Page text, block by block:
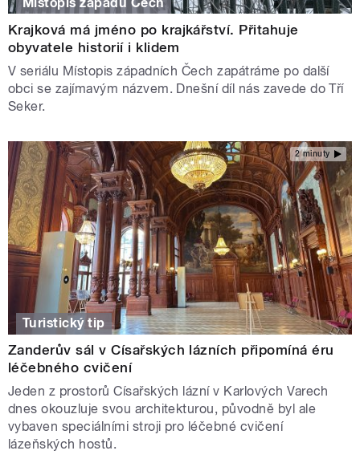
Krajková má jméno po krajkářství. Přitahuje
obyvatele historií i klidem
V seriálu Místopis západních Čech zapátráme po další
obci se zajímavým názvem. Dnešní díl nás zavede do Tří
Seker.
2 minuty
Turistický tip
Zanderův sál v Císařských lázních připomíná éru
léčebného cvičení
Jeden z prostorů Císařských lázní v Karlových Varech
dnes okouzluje svou architekturou, původně byl ale
vybaven speciálními stroji pro léčebné cvičení
lázeňských hostů.